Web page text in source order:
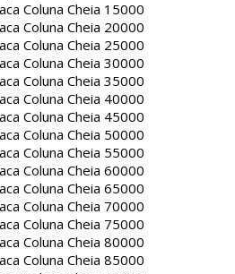
Coluna Cheia 15000
Coluna Cheia 20000
Coluna Cheia 25000
Coluna Cheia 30000
Coluna Cheia 35000
Coluna Cheia 40000
Coluna Cheia 45000
Coluna Cheia 50000
Coluna Cheia 55000
Coluna Cheia 60000
Coluna Cheia 65000
Coluna Cheia 70000
Coluna Cheia 75000
Coluna Cheia 80000
Coluna Cheia 85000